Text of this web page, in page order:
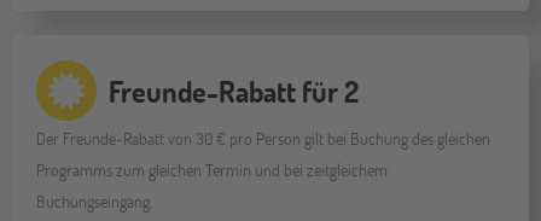
Freunde-Rabatt für 2
Der Freunde-Rabatt von 30 € pro Person gilt bei Buchung des gleichen
Programms zum gleichen Termin und bei zeitgleichem
Buchungseingang.